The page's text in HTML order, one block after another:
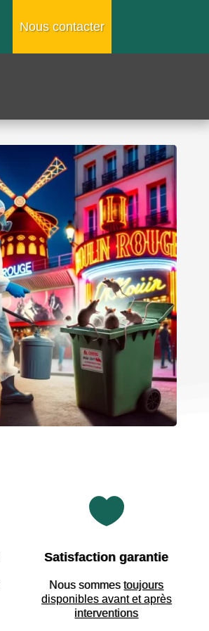
Nous contacter

Satisfaction garantie
Nous sommestoujours
disponibles avant et après
interventions